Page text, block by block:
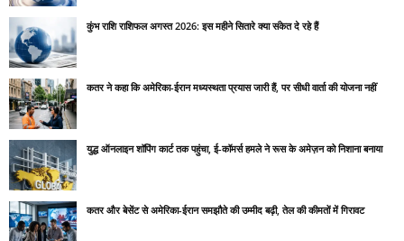
कुंभ राशि राशिफल अगस्त 2026: इस महीने सितारे क्या संकेत दे रहे हैं
कतर ने कहा कि अमेरिका-ईरान मध्यस्थता प्रयास जारी हैं, पर सीधी वार्ता की योजना नहीं
युद्ध ऑनलाइन शॉपिंग कार्ट तक पहुंचा, ई-कॉमर्स हमले ने रूस के अमेज़न को निशाना बनाया
कतर और बेसेंट से अमेरिका-ईरान समझौते की उम्मीद बढ़ी, तेल की कीमतों में गिरावट